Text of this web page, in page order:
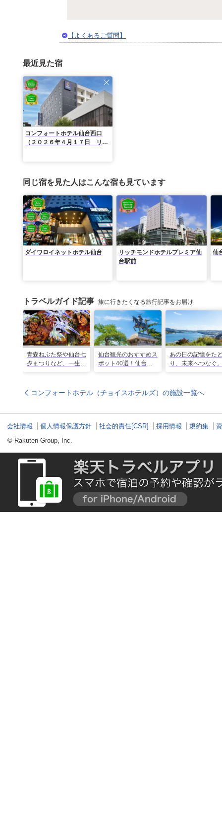
【よくあるご質問】
最近見た宿
コンフォートホテル仙台西口
（２０２６年４月１７日 リニ
同じ宿を見た人はこんな宿も見ています
ダイワロイネットホテル仙台
リッチモンドホテルプレミア仙
台駅前
仙
トラベルガイド記事 旅に行きたくなる旅行記事をお届け
青森ねぶた祭や仙台七
夕まつりなど、一生に
仙台観光のおすすめス
ポット40選！仙台旅
あの日の記憶をた
り、未来へつなぐ
コンフォートホテル（チョイスホテルズ）の施設一覧へ
会社情報 個人情報保護方針 社会的責任[CSR] 採用情報 規約集
© Rakuten Group, Inc.